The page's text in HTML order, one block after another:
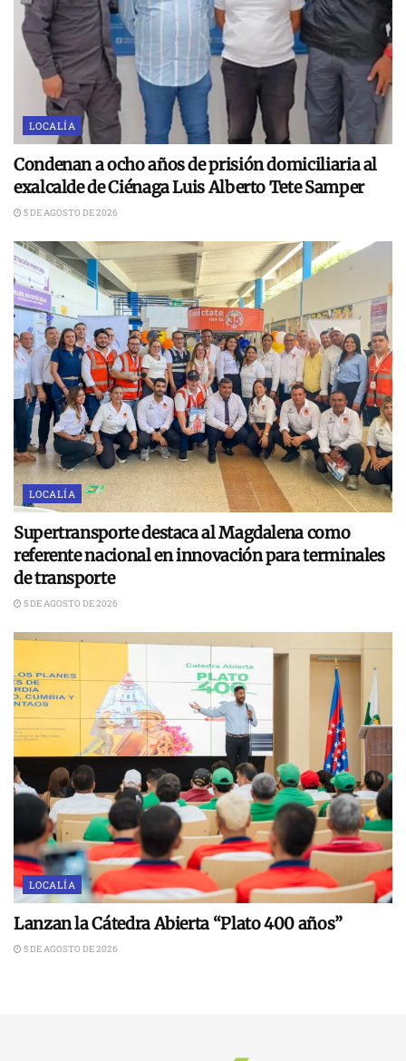
LOCALÍA
Condenan a ocho años de prisión domiciliaria al
exalcalde de Ciénaga Luis Alberto Tete Samper
5 DE AGOSTO DE 2026
LOCALÍA
Supertransporte destaca al Magdalena como
referente nacional en innovación para terminales
de transporte
5 DE AGOSTO DE 2026
LOCALÍA
Lanzan la Cátedra Abierta “Plato 400 años”
5 DE AGOSTO DE 2026